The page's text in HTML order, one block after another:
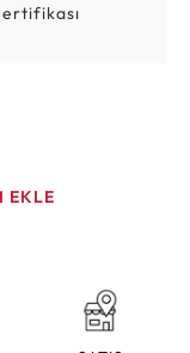
EKLE